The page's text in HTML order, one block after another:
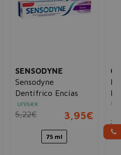
SENSODYNE
Sensodyne
Dentífrico Encías
unisex
5,22€ 3,95€
75 ml
No